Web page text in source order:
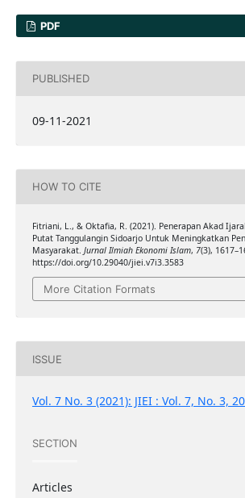
PDF
PUBLISHED
09-11-2021
HOW TO CITE
Fitriani, L., & Oktafia, R. (2021). Penerapan Akad
Putat Tanggulangin Sidoarjo Untuk Meningkatkan
Masyarakat. Jurnal Ilmiah Ekonomi Islam, 7(3),
https://doi.org/10.29040/jiei.v7i3.3583
More Citation Formats
ISSUE
Vol. 7 No. 3 (2021): JIEI : Vol. 7, No. 3,
SECTION
Articles